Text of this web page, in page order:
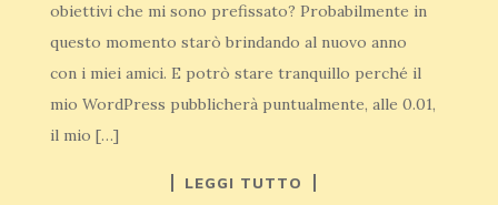
obiettivi che mi sono prefissato? Probabilmente in
questo momento starò brindando al nuovo anno
con i miei amici. E potrò stare tranquillo perché il
mio WordPress pubblicherà puntualmente, alle 0.01,
il mio […]
LEGGI TUTTO